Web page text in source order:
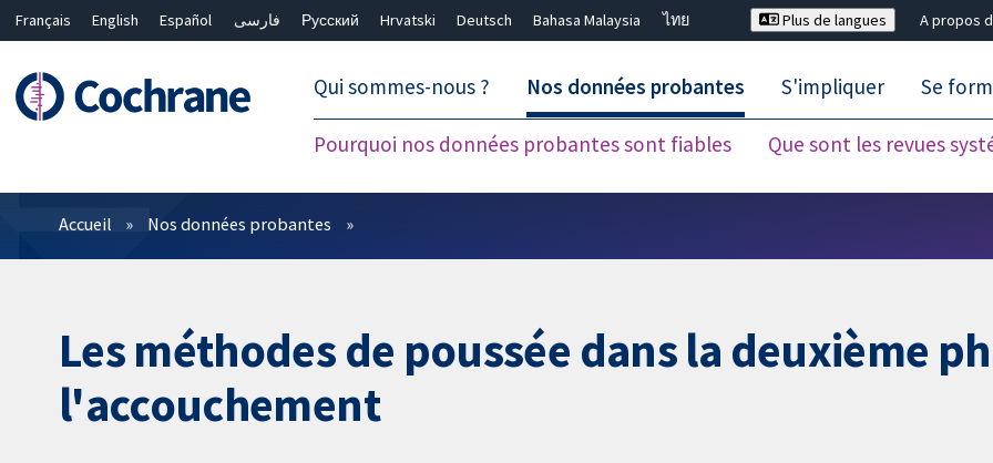
Français English Español فارسی Русский Hrvatski Deutsch Bahasa Malaysia
ไทย
Plus de langues A propos
Qui sommes-nous ? Nos données probantes
Pourquoi nos données probantes sont fiables Que sont les revues
S'impliquer Se
Filtres
Accueil Nos données probantes
Les méthodes de poussée dans la deuxième
l'accouchement